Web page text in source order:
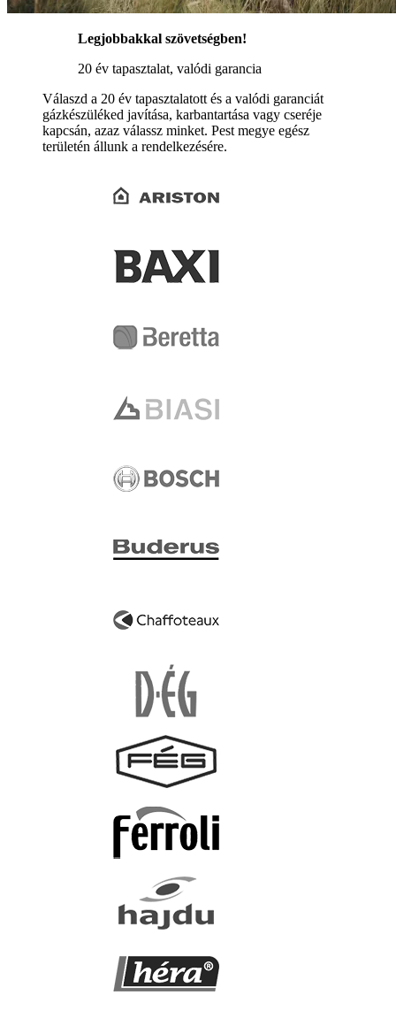
Legjobbakkal szövetségben!
20 év tapasztalat, valódi garancia
Válaszd a 20 év tapasztalatott és a valódi garanciát
gázkészüléked javítása, karbantartása vagy cseréje
kapcsán, azaz válassz minket. Pest megye egész
területén állunk a rendelkezésére.